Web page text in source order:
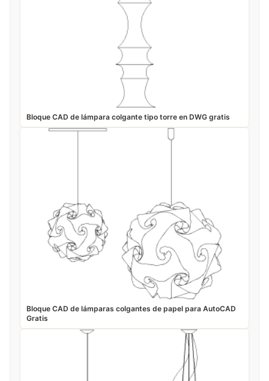
Bloque CAD de lámpara colgante tipo torre en DWG gratis
Bloque CAD de lámparas colgantes de papel para AutoCAD
Gratis